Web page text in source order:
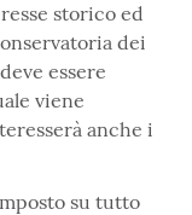
storico ed
dei
essere
viene
anche i
su tutto